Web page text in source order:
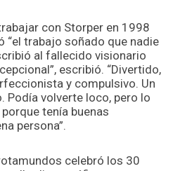
con Storper en 1998
“el trabajo soñado que nadie
al fallecido visionario
escribió. “Divertido,
y compulsivo. Un
Podía volverte loco, pero lo
tenía buenas
persona”.
celebró los 30